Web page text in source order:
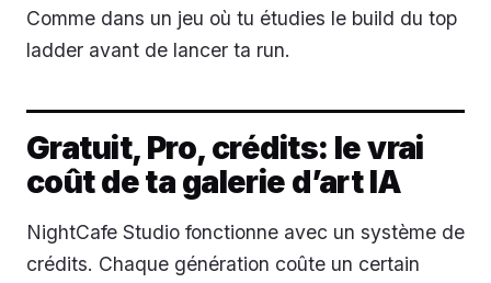
Comme dans un jeu où tu étudies le build du top
ladder avant de lancer ta run.
Gratuit, Pro, crédits: le vrai
coût de ta galerie d’art IA
NightCafe Studio fonctionne avec un système de
crédits. Chaque génération coûte un certain